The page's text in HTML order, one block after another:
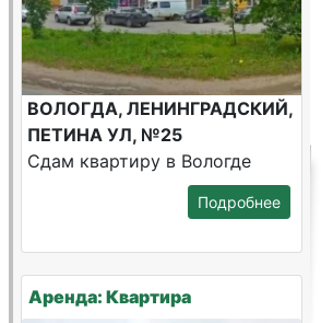
ВОЛОГДА, ЛЕНИНГРАДСКИЙ,
ПЕТИНА УЛ, №25
Сдам квартиру в Вологде
Подробнее
Аренда: Квартира